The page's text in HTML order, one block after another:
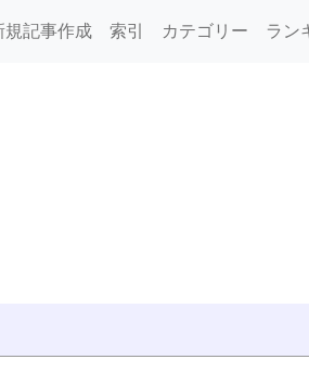
規記事作成 索引 カテゴリー ラン